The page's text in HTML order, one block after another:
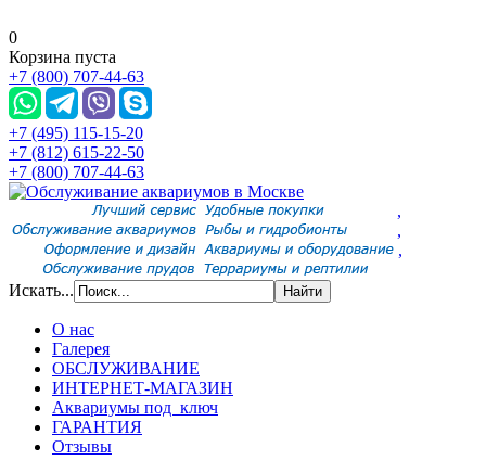
0
Корзина пуста
+7 (800) 707-44-63
+7 (495) 115-15-20
+7 (812) 615-22-50
+7 (800) 707-44-63
,
,
,
Искать...
О нас
Галерея
ОБСЛУЖИВАНИЕ
ИНТЕРНЕТ-МАГАЗИН
Аквариумы под ключ
ГАРАНТИЯ
Отзывы